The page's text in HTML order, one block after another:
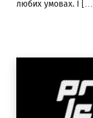
любих умовах. І […]